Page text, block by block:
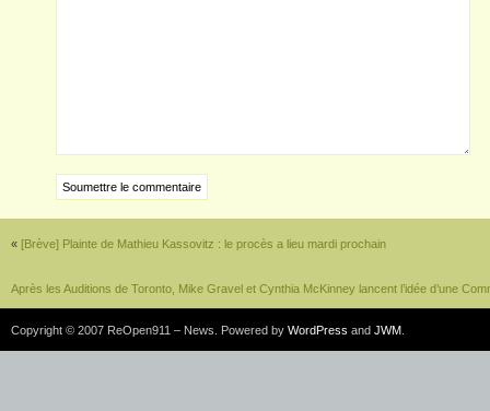
« [Brève] Plainte de Mathieu Kassovitz : le procès a lieu mardi prochain
Après les Auditions de Toronto, Mike Gravel et Cynthia McKinney lancent l’idée d’une
Copyright © 2007 ReOpen911 – News. Powered by WordPress and JWM